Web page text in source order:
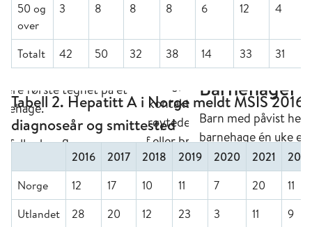
50 og
over
3 8 8 8 6 12 4
Totalt 42 50 32 38 14 33 31
Tabell 2. Hepatitt A i Norge meldt MSIS
diagnoseår og smittested
2016 2017 2018 2019 2020 2021
Norge
12 17 10 11 7 20
11
Utlandet
28 20 12 23 3 11
9